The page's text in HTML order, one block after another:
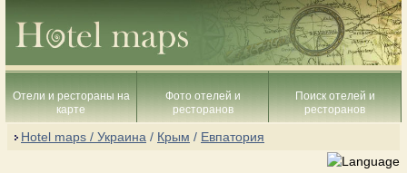
Отели и рестораны на
карте
Фото отелей и
ресторанов
Поиск отелей и
ресторанов
Hotel maps / Украина / Крым / Евпатория